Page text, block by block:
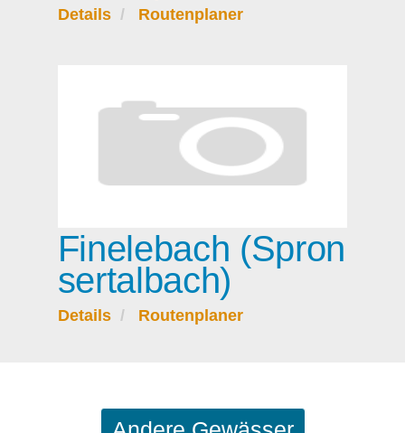
Details Routenplaner
Finelebach (Spron
sertalbach)
Details Routenplaner